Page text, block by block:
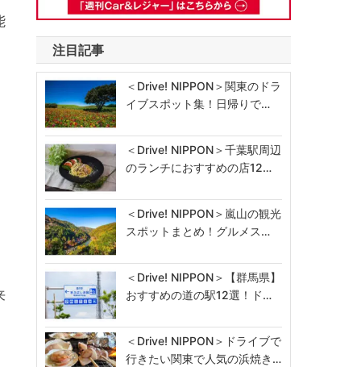
注目記事
＜Drive! NIPPON＞関東のドラ
イブスポット集！日帰りで…
＜Drive! NIPPON＞千葉駅周辺
のランチにおすすめの店12…
＜Drive! NIPPON＞嵐山の観光
スポットまとめ！グルメス…
＜Drive! NIPPON＞【群馬県】
おすすめの道の駅12選！ド…
＜Drive! NIPPON＞ドライブで
行きたい関東で人気の浜焼き…